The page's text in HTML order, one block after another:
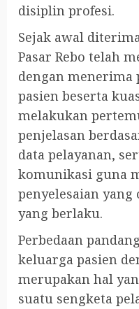
disiplin profesi.
Sejak awal
Pasar Rebo telah
dengan
pasien beserta
melakukan
penjelasan
data pelayanan,
komunikasi guna
penyelesaian
yang berlaku.
Perbedaan
keluarga pasien
merupakan hal
suatu sengketa